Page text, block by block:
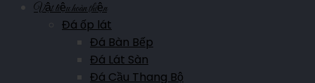
Showroom Sơn La
Đường Trường Chinh, Phường Quyết Thắng, Sơn La
Vật liệu hoàn thiện
Đá ốp lát
Đá Bàn Bếp
Đá Lát Sàn
Đá Cầu Thang Bộ